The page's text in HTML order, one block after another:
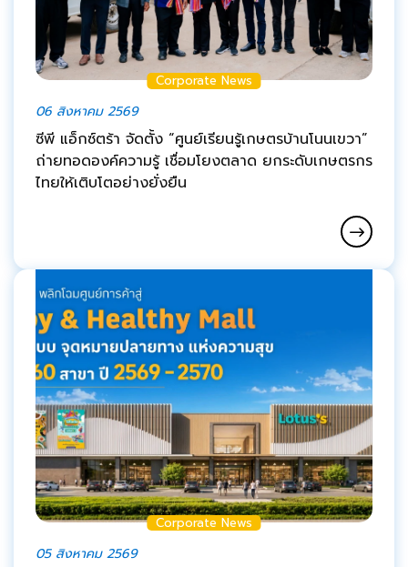
Corporate News
06 สิงหาคม 2569
ซีพี แอ็กซ์ตร้า จัดตั้ง “ศูนย์เรียนรู้เกษตรบ้านโนนเขวา”
ถ่ายทอดองค์ความรู้ เชื่อมโยงตลาด ยกระดับเกษตรกร
ไทยให้เติบโตอย่างยั่งยืน
Corporate News
05 สิงหาคม 2569